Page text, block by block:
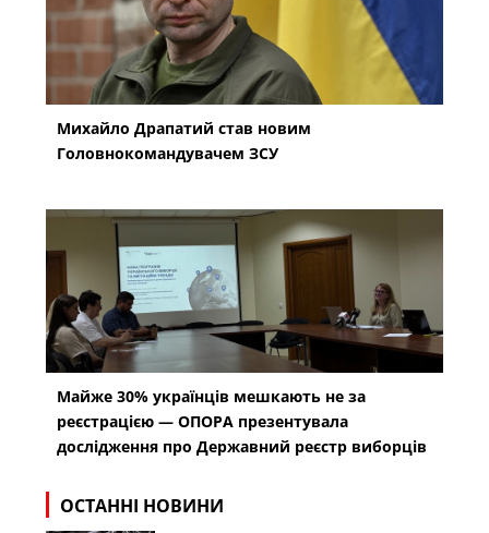
Михайло Драпатий став новим
Головнокомандувачем ЗСУ
Майже 30% українців мешкають не за
реєстрацією — ОПОРА презентувала
дослідження про Державний реєстр виборців
ОСТАННІ НОВИНИ